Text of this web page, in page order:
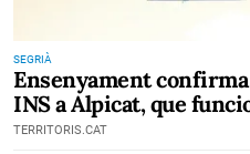
SEGRIÀ
Ensenyament
INS a Alpicat, que
TERRITORIS.CAT